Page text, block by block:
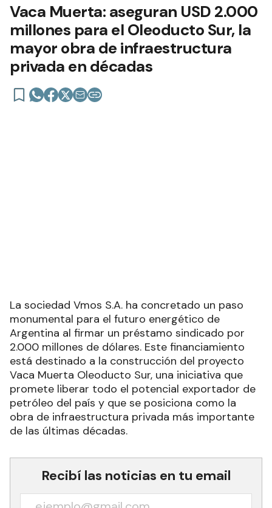
Vaca Muerta: aseguran USD 2.000
millones para el Oleoducto Sur, la
mayor obra de infraestructura
privada en décadas
La sociedad Vmos S.A. ha concretado un paso
monumental para el futuro energético de
Argentina al firmar un préstamo sindicado por
2.000 millones de dólares. Este financiamiento
está destinado a la construcción del proyecto
Vaca Muerta Oleoducto Sur, una iniciativa que
promete liberar todo el potencial exportador de
petróleo del país y que se posiciona como la
obra de infraestructura privada más importante
de las últimas décadas.
Recibí las noticias en tu email